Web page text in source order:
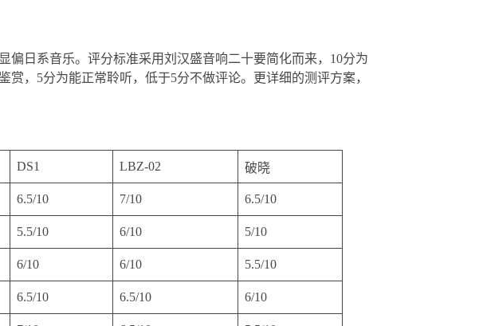
偏日系音乐。评分标准采用刘汉盛音响二十要简化而来，10分为
，5分为能正常聆听，低于5分不做评论。更详细的测评方案，
DS1 LBZ-02 破晓
6.5/10 7/10 6.5/10
5.5/10 6/10 5/10
6/10 6/10 5.5/10
6.5/10 6.5/10 6/10